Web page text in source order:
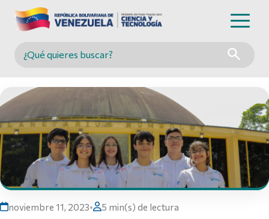
Buscar en MINCYT
noviembre 11, 2023• 5 min(s) de lectura